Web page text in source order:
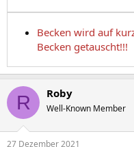
Becken wird auf
Becken getauscht!!!
R Roby
Well-Known Member
27 Dezember 2021